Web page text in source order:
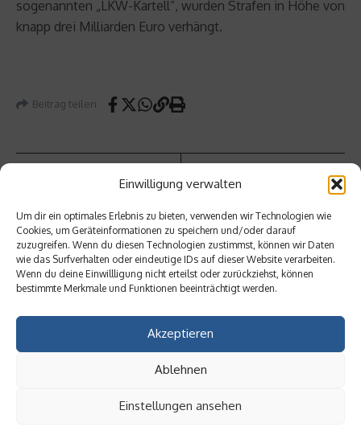
Einwilligung verwalten
Um dir ein optimales Erlebnis zu bieten, verwenden wir Technologien wie
Cookies, um Geräteinformationen zu speichern und/oder darauf
zuzugreifen. Wenn du diesen Technologien zustimmst, können wir Daten
wie das Surfverhalten oder eindeutige IDs auf dieser Website verarbeiten.
Wenn du deine Einwillligung nicht erteilst oder zurückziehst, können
bestimmte Merkmale und Funktionen beeinträchtigt werden.
Akzeptieren
Ablehnen
Einstellungen ansehen
sogenannten „LKW-Kartell“, wurden Strafen in Höhe von
knapp drei Milliarden Euro verhängt.
Beitrag teilen
Kartell
von VW
& Co.
legt
Grunds
tein
für
Diesel
Nächster Beitrag
Stress
im Job
trifft
Junge
er